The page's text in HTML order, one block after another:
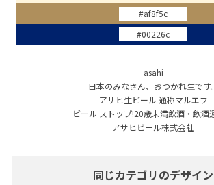
#af8f5c
#00226c
asahi
日本のみなさん、おつかれ生です。
アサヒ生ビール 通称マルエフ
ビール ストップ!20歳未満飲酒・飲酒
アサヒビール株式会社
同じカテゴリのデザイン